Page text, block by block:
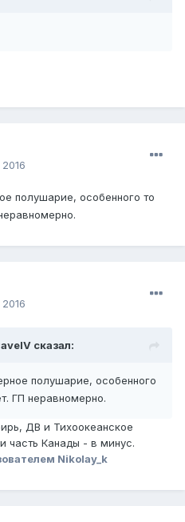
полушарие, особенного то
сказал:
полушарие, особенного
ГП неравномерно.
ДВ и Тихоокеанское
часть Канады - в минус.
Nikolay_k